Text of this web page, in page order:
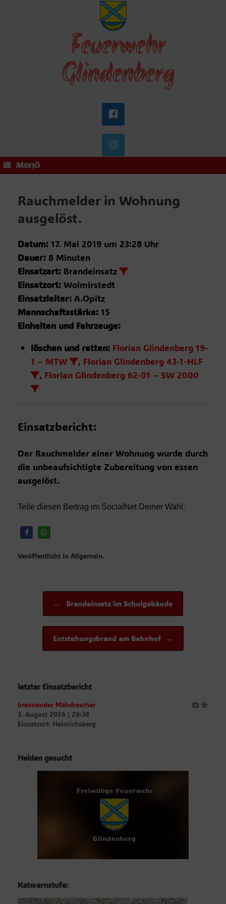
Feuerwehr
Glindenberg
Menü
Rauchmelder in Wohnung
ausgelöst.
Datum: 17. Mai 2019 um 23:28 Uhr
Dauer: 8 Minuten
Einsatzart: Brandeinsatz
Einsatzort: Wolmirstedt
Einsatzleiter: A.Opitz
Mannschaftsstärke: 15
Einheiten und Fahrzeuge:
löschen und retten: Florian Glindenberg 19-
1 – MTW
, Florian Glindenberg 43-1-HLF
, Florian Glindenberg 62-01 – SW 2000
Einsatzbericht:
Der Rauchmelder einer Wohnung wurde durch
die unbeaufsichtigte Zubereitung von essen
ausgelöst.
Teile diesen Beitrag im SocialNet Deiner Wahl.
Veröffentlicht in Allgemein.
← Brandeinsatz im Schulgebäude
Entstehungsbrand am Bahnhof →
letzter Einsatzbericht
brennender Mähdrescher
3. August 2026 | 20:38
Einsatzort: Heinrichsberg
Helden gesucht
Katwarnstufe: